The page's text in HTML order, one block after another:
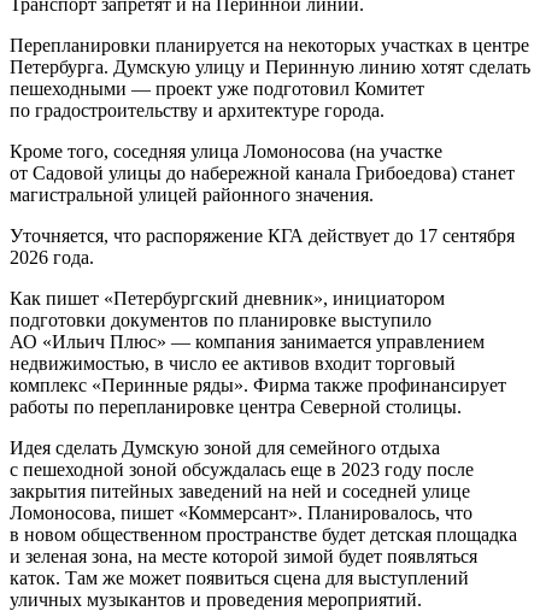
Перепланировки планируется на некоторых участках в центре
Петербурга. Думскую улицу и Перинную линию хотят сделать
пешеходными — проект уже подготовил Комитет
по градостроительству и архитектуре города.
Кроме того, соседняя улица Ломоносова (на участке
от Садовой улицы до набережной канала Грибоедова) станет
магистральной улицей районного значения.
Уточняется, что распоряжение КГА действует до 17 сентября
2026 года.
Как пишет «Петербургский дневник», инициатором
подготовки документов по планировке выступило
АО «Ильич Плюс» — компания занимается управлением
недвижимостью, в число ее активов входит торговый
комплекс «Перинные ряды». Фирма также профинансирует
работы по перепланировке центра Северной столицы.
Идея сделать Думскую зоной для семейного отдыха
с пешеходной зоной обсуждалась еще в 2023 году после
закрытия питейных заведений на ней и соседней улице
Ломоносова, пишет «Коммерсант». Планировалось, что
в новом общественном пространстве будет детская площадка
и зеленая зона, на месте которой зимой будет появляться
каток. Там же может появиться сцена для выступлений
уличных музыкантов и проведения мероприятий.